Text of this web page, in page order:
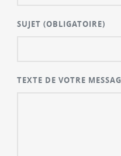
SUJET(OBLIGATOIRE)
TEXTE DE VOTRE